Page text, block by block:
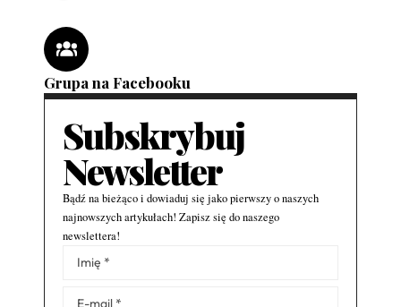
Grupa na Facebooku
Subskrybuj
Newsletter
Bądź na bieżąco i dowiaduj się jako pierwszy o naszych
najnowszych artykułach! Zapisz się do naszego
newslettera!
Alternative: